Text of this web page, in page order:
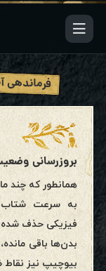
فرماندهی
بروزرسانی وضعیت،
همانطور که چند
به سرعت شتاب
فیزیکی حذف
بدن‌ها باقی
بیوچیپ نیز نقاط